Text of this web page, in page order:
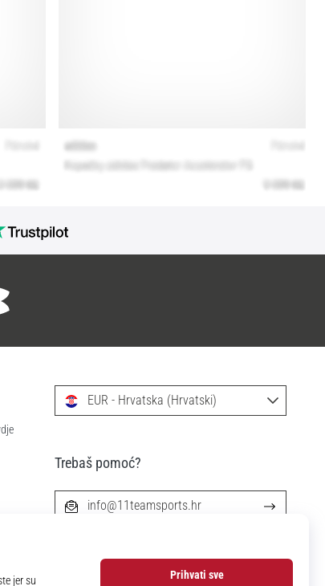
EUR - Hrvatska (Hrvatski)
Trebaš pomoć?
info@11teamsports.hr